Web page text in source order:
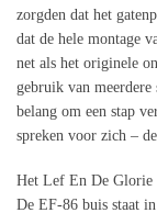
zorgden dat het
dat de hele montage
net als het originele
gebruik van
belang om een ​​stap
spreken voor zich –
Het Lef En De Glorie
De EF-86 buis staat